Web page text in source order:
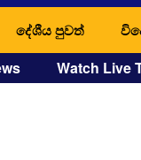
දේශීය පුවත්
Watch Live